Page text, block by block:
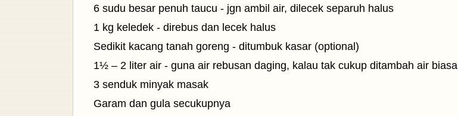
6 sudu besar penuh taucu - jgn ambil air, dilecek separuh halus
1 kg keledek - direbus dan lecek halus
Sedikit kacang tanah goreng - ditumbuk kasar (optional)
1½ – 2 liter air - guna air rebusan daging, kalau tak cukup ditambah air biasa
3 senduk minyak masak
Garam dan gula secukupnya